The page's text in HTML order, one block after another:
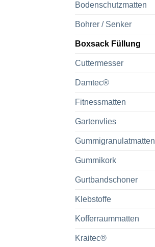
Bodenschutzmatten
Bohrer / Senker
Boxsack Füllung
Cuttermesser
Damtec®
Fitnessmatten
Gartenvlies
Gummigranulatmatten
Gummikork
Gurtbandschoner
Klebstoffe
Kofferraummatten
Kraitec®